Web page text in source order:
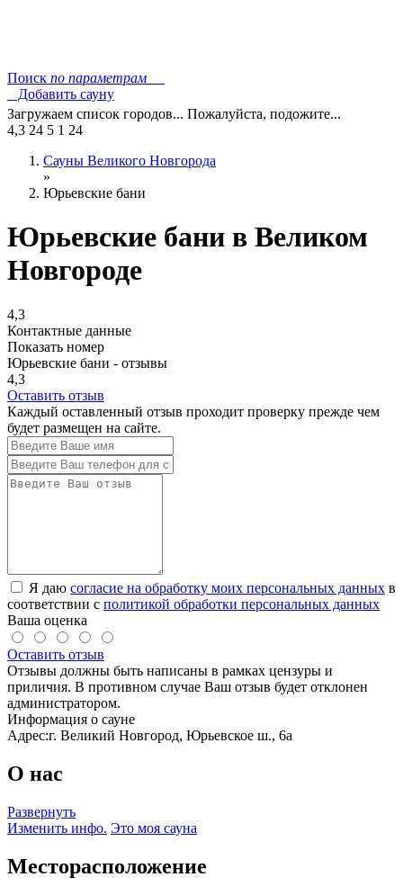
Поиск по параметрам
Добавить сауну
Загружаем список городов... Пожалуйста, подожите...
4,3 24 5 1 24
Сауны Великого Новгорода
»
Юрьевские бани
Юрьевские бани в Великом
Новгороде
4,3
Контактные данные
Показать номер
Юрьевские бани - отзывы
4,3
Оставить отзыв
Каждый оставленный отзыв проходит проверку прежде чем
будет размещен на сайте.
Я даю согласие на обработку моих персональных данных в
соответствии с политикой обработки персональных данных
Ваша оценка
Оставить отзыв
Отзывы должны быть написаны в рамках цензуры и
приличия. В противном случае Ваш отзыв будет отклонен
администратором.
Информация о сауне
Адрес:г. Великий Новгород, Юрьевское ш., 6а
О нас
Развернуть
Изменить инфо. Это моя сауна
Месторасположение